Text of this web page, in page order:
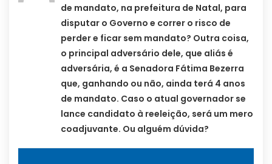
de mandato, na prefeitura de Natal, para
disputar o Governo e correr o risco de
perder e ficar sem mandato? Outra coisa,
o principal adversário dele, que aliás é
adversária, é a Senadora Fátima Bezerra
que, ganhando ou não, ainda terá 4 anos
de mandato. Caso o atual governador se
lance candidato à reeleição, será um mero
coadjuvante. Ou alguém dúvida?